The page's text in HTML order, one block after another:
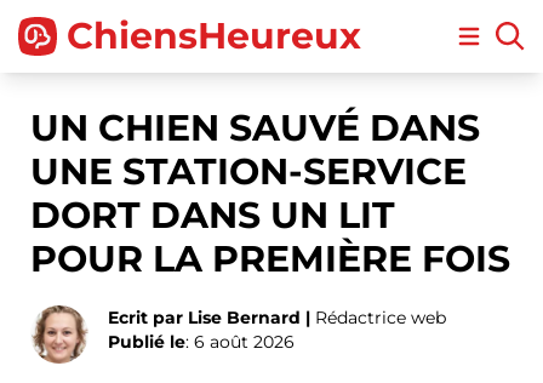
ChiensHeureux Open
UN CHIEN SAUVÉ DANS
UNE STATION-SERVICE
DORT DANS UN LIT
POUR LA PREMIÈRE FOIS
Ecrit par Lise Bernard | Rédactrice web
Publié le: 6 août 2026